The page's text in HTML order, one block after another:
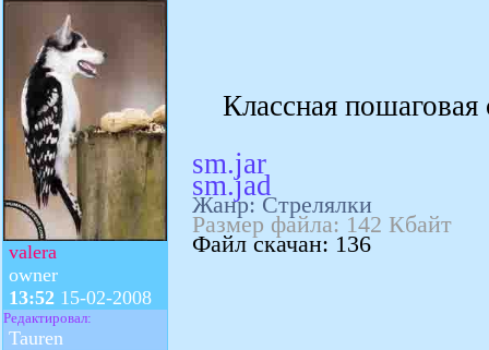
valera
owner
13:52 15-02-2008
Редактировал:
Tauren
Классная пошаговая
sm.jar
sm.jad
Жанр: Стрелялки
Размер файла: 142 Кбайт
Файл скачан: 136